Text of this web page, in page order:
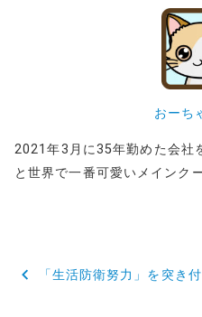
おーち
2021年3月に35年勤めた会社
と世界で一番可愛いメインク
投
「生活防衛努力」を突き